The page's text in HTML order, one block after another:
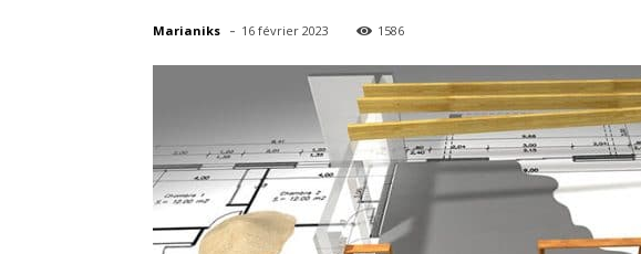
Marianiks - 16 février 2023 1586